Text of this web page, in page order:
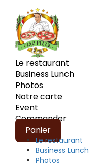
Le restaurant
Business Lunch
Photos
Notre carte
Event
Commander
Panier
Le restaurant
Business Lunch
Photos